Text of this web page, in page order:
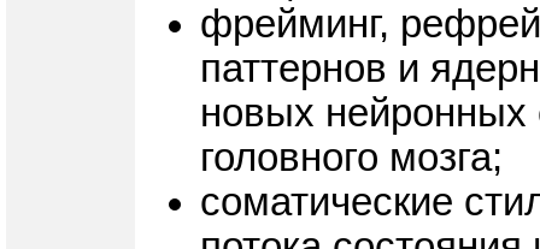
фрейминг,
паттернов и
новых нейронных
головного мозга;
соматические